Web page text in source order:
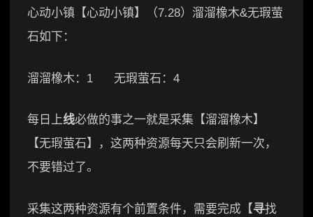
心动小镇【心动小镇】（7.28）溜溜橡木&无瑕萤
石如下：
溜溜橡木：1 无瑕萤石：4
每日上线必做的事之一就是采集【溜溜橡木】
【无瑕萤石】，这两种资源每天只会刷新一次，
不要错过了。
采集这两种资源有个前置条件，需要完成【寻找